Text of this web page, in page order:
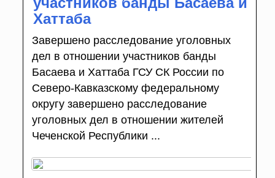
Хаттаба
Завершено расследование уголовных
дел в отношении участников банды
Басаева и Хаттаба ГСУ СК России по
Северо-Кавказскому федеральному
округу завершено расследование
уголовных дел в отношении жителей
Чеченской Республики ...